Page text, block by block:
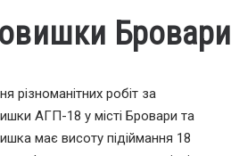
різноманітних робіт за
АГП-18 у місті Бровари та
має висоту підіймання 18